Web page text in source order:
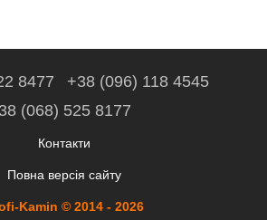
8477
+38 (096) 118 4545
(068) 525 8177
Контакти
Повна версія сайту
Kamin © 2014 - 2026